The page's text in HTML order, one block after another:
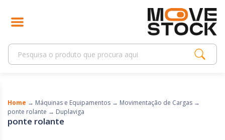
Home → Máquinas e Equipamentos → Movimentação de Cargas →
ponte rolante → Duplaviga
ponte rolante